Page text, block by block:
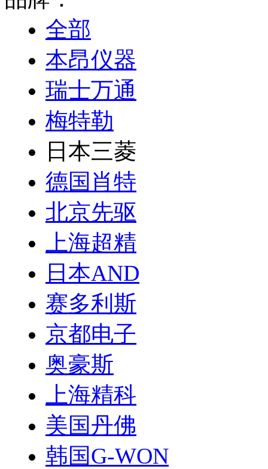
全部
本昂仪器
瑞士万通
梅特勒
日本三菱
德国肖特
北京先驱
上海超精
日本AND
赛多利斯
京都电子
奥豪斯
上海精科
美国丹佛
韩国G-WON